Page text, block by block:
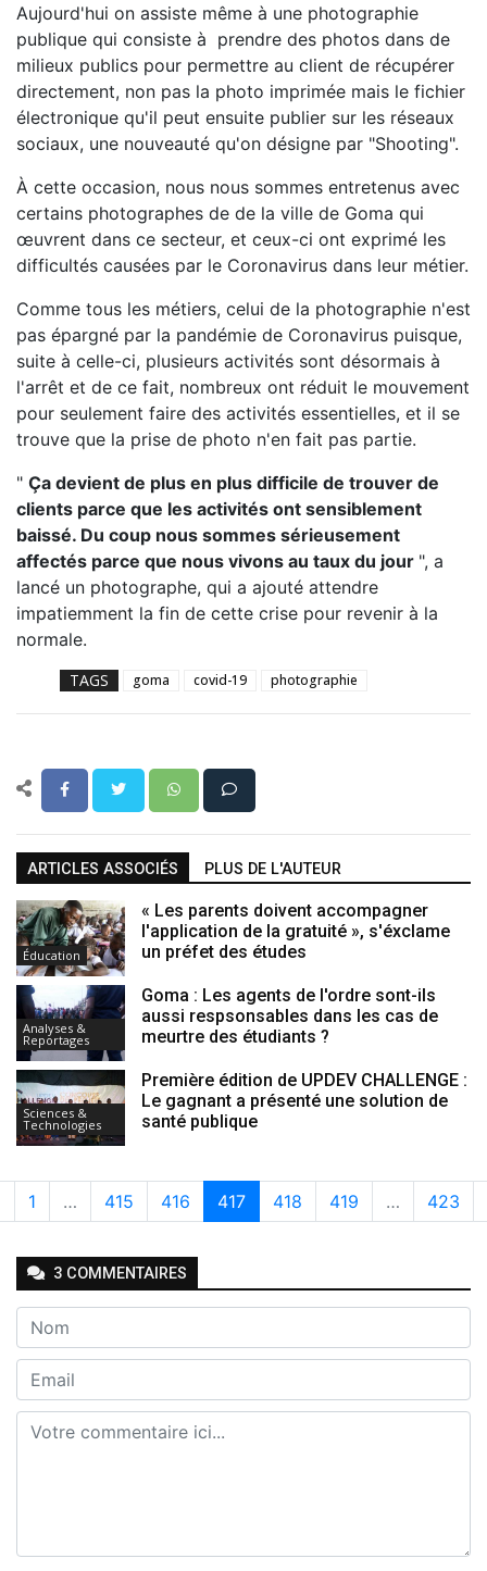
Aujourd'hui on assiste même à une photographie
publique qui consiste à prendre des photos dans de
milieux publics pour permettre au client de récupérer
directement, non pas la photo imprimée mais le fichier
électronique qu'il peut ensuite publier sur les réseaux
sociaux, une nouveauté qu'on désigne par "Shooting".
À cette occasion, nous nous sommes entretenus avec
certains photographes de de la ville de Goma qui
œuvrent dans ce secteur, et ceux-ci ont exprimé les
difficultés causées par le Coronavirus dans leur métier.
Comme tous les métiers, celui de la photographie n'est
pas épargné par la pandémie de Coronavirus puisque,
suite à celle-ci, plusieurs activités sont désormais à
l'arrêt et de ce fait, nombreux ont réduit le mouvement
pour seulement faire des activités essentielles, et il se
trouve que la prise de photo n'en fait pas partie.
" Ça devient de plus en plus difficile de trouver de
clients parce que les activités ont sensiblement
baissé. Du coup nous sommes sérieusement
affectés parce que nous vivons au taux du jour ", a
lancé un photographe, qui a ajouté attendre
impatiemment la fin de cette crise pour revenir à la
normale.
TAGS goma covid-19 photographie
ARTICLES ASSOCIÉS PLUS DE L'AUTEUR
Éducation
« Les parents doivent accompagner
l'application de la gratuité », s'éxclame
un préfet des études
Analyses &
Reportages
Goma : Les agents de l'ordre sont-ils
aussi respsonsables dans les cas de
meurtre des étudiants ?
Sciences &
Technologies
Première édition de UPDEV CHALLENGE :
Le gagnant a présenté une solution de
santé publique
1 … 415 416 417 418 419 … 423
3 COMMENTAIRES